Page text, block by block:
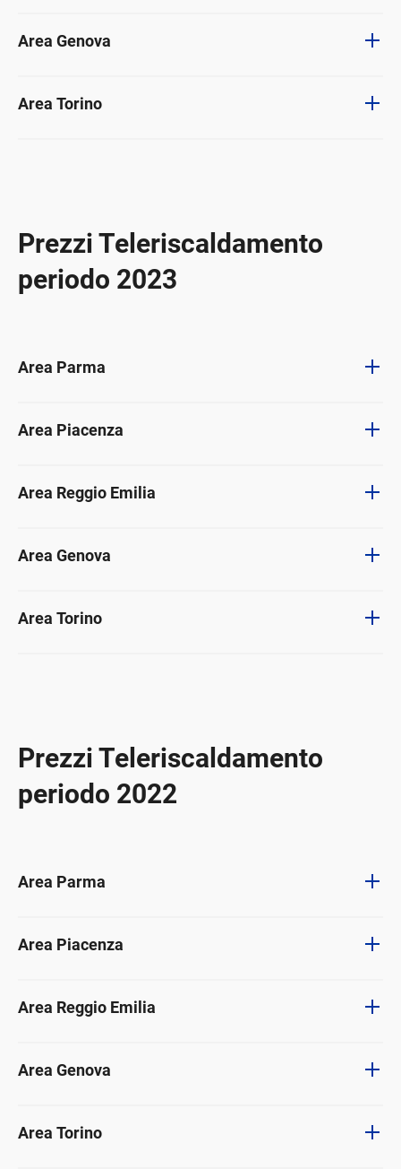
Area Genova
Area Torino
Prezzi Teleriscaldamento
periodo 2023
Area Parma
Area Piacenza
Area Reggio Emilia
Area Genova
Area Torino
Prezzi Teleriscaldamento
periodo 2022
Area Parma
Area Piacenza
Area Reggio Emilia
Area Genova
Area Torino